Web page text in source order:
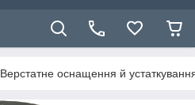
Верстатне оснащення й